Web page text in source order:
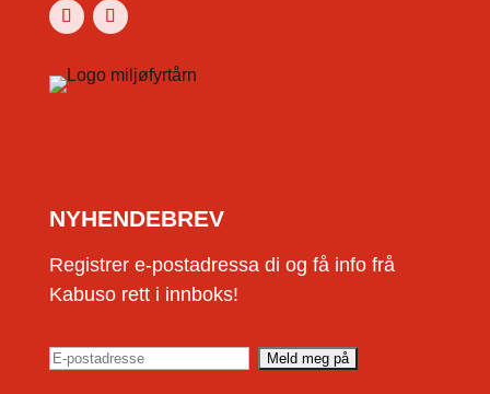
NYHENDEBREV
Registrer e-postadressa di og få info frå
Kabuso rett i innboks!